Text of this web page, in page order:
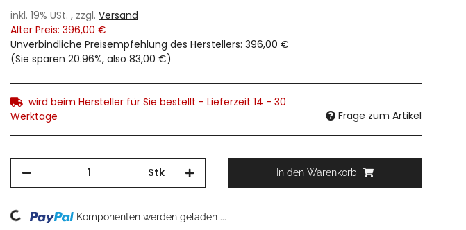
inkl. 19% USt. , zzgl. Versand
Alter Preis: 396,00 €
Unverbindliche Preisempfehlung des Herstellers: 396,00 €
(Sie sparen 20.96%, also 83,00 €)
wird beim Hersteller für Sie bestellt - Lieferzeit 14 - 30
Werktage
Frage zum Artikel
Stk In den Warenkorb
Loading... Komponenten werden geladen ...